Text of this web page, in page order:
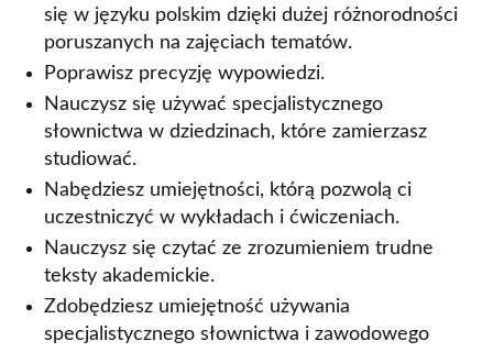
się w języku polskim dzięki dużej różnorodności
poruszanych na zajęciach tematów.
Poprawisz precyzję wypowiedzi.
Nauczysz się używać specjalistycznego
słownictwa w dziedzinach, które zamierzasz
studiować.
Nabędziesz umiejętności, którą pozwolą ci
uczestniczyć w wykładach i ćwiczeniach.
Nauczysz się czytać ze zrozumieniem trudne
teksty akademickie.
Zdobędziesz umiejętność używania
specjalistycznego słownictwa i zawodowego